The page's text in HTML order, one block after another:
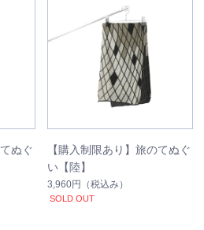
ぬぐ
【購入制限あり】旅のてぬぐ
い【陸】
3,960円 （税込み）
SOLD OUT